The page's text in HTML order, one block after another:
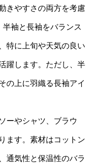
きやすさの両方を考慮
袖と長袖をバランス
特に上旬や天気の良い
躍します。ただし、半
の上に羽織る長袖アイ
ーやシャツ、ブラウ
ます。素材はコットン
通気性と保温性のバラ